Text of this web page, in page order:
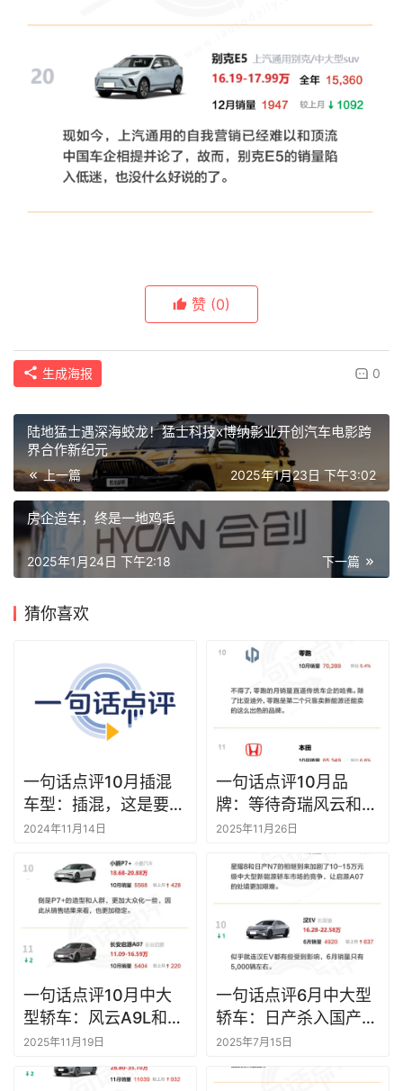
赞 (0)
生成海报 0
陆地猛士遇深海蛟龙！猛士科技x博纳影业开创汽车电影跨
界合作新纪元
上一篇 2025年1月23日 下午3:02
房企造车，终是一地鸡毛
下一篇
2025年1月24日 下午2:18
猜你喜欢
一句话点评10月插混
车型：插混，这是要赶
超纯电？
2024年11月14日
一句话点评10月品
牌：等待奇瑞风云和长
安启源上榜
2025年11月26日
一句话点评10月中大
型轿车：风云A9L和银
河星耀8抢风头
2025年11月19日
一句话点评6月中大型
轿车：日产杀入国产大
军，这里一片红海
2025年7月15日